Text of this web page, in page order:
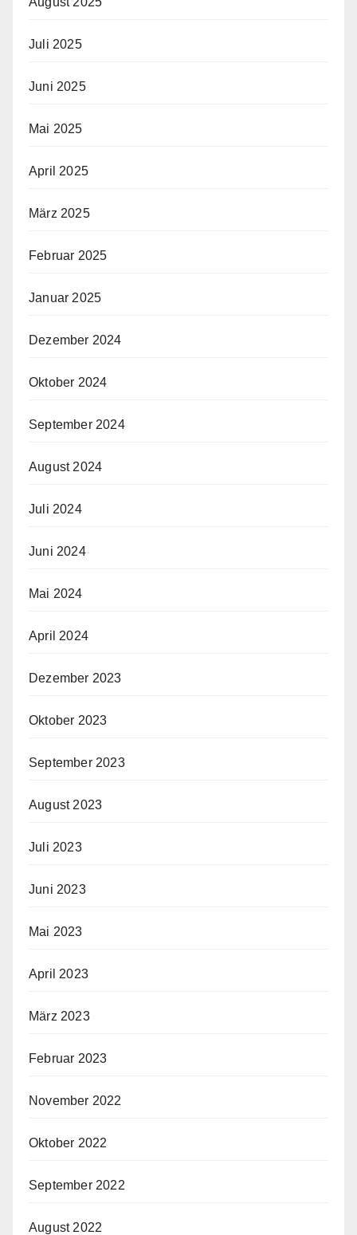
Juli 2025
Juni 2025
Mai 2025
April 2025
März 2025
Februar 2025
Januar 2025
Dezember 2024
Oktober 2024
September 2024
August 2024
Juli 2024
Juni 2024
Mai 2024
April 2024
Dezember 2023
Oktober 2023
September 2023
August 2023
Juli 2023
Juni 2023
Mai 2023
April 2023
März 2023
Februar 2023
November 2022
Oktober 2022
September 2022
August 2022